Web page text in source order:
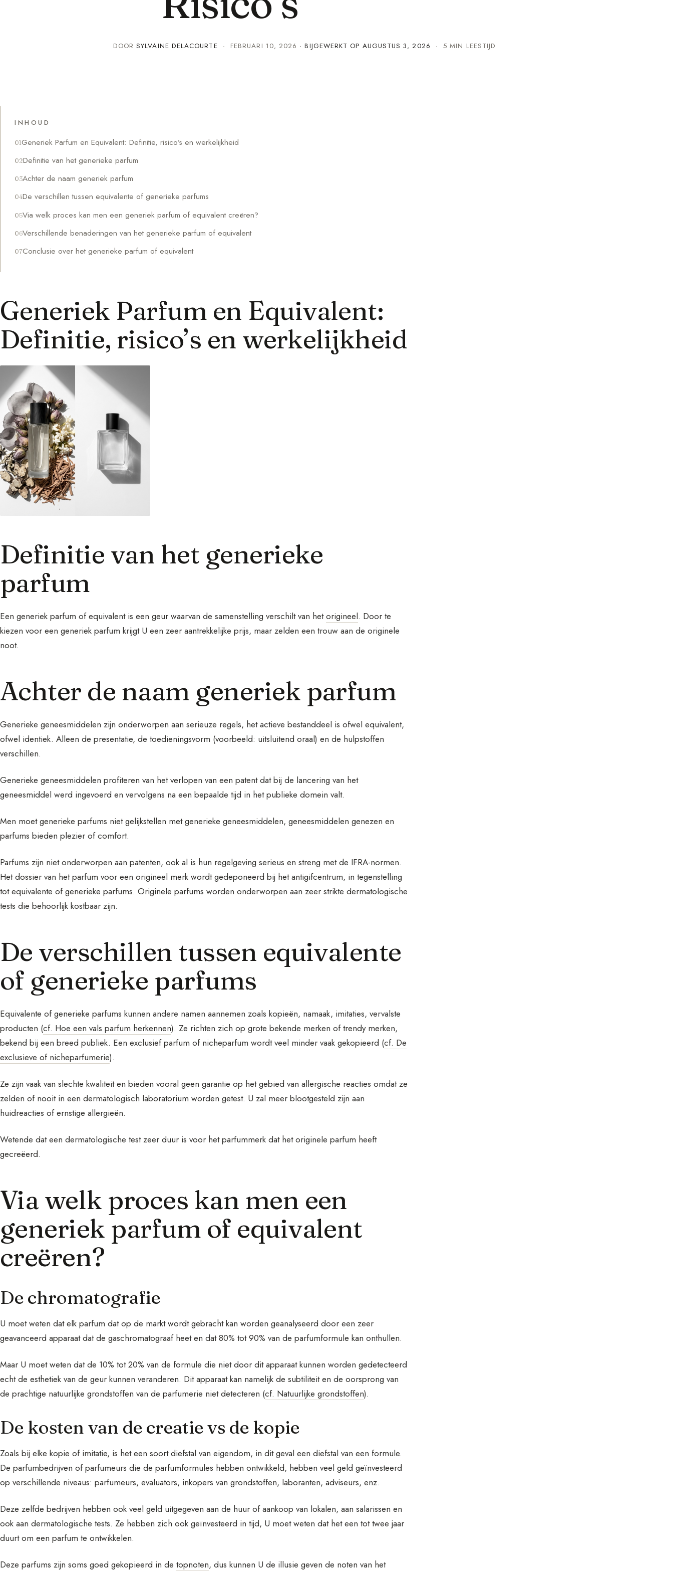
DOORSYLVAINE DELACOURTE · FEBRUARI 10, 2026 · BIJGEWERKT OP AUGUSTUS 3, 2026 · 5 MIN LEESTIJD
INHOUD
Generiek Parfum en Equivalent: Definitie, risico’s en werkelijkheid
Definitie van het generieke parfum
Achter de naam generiek parfum
De verschillen tussen equivalente of generieke parfums
Via welk proces kan men een generiek parfum of equivalent creëren?
Verschillende benaderingen van het generieke parfum of equivalent
Conclusie over het generieke parfum of equivalent
Generiek Parfum en Equivalent:
Definitie, risico’s en werkelijkheid
Definitie van het generieke
parfum
Een generiek parfum of equivalent is een geur waarvan de samenstelling verschilt van hetorigineel. Door te
kiezen voor een generiek parfum krijgt U een zeer aantrekkelijke prijs, maar zelden een trouw aan de originele
noot.
Achter de naam generiek parfum
Generieke geneesmiddelen zijn onderworpen aan serieuze regels, het actieve bestanddeel is ofwel equivalent,
ofwel identiek. Alleen de presentatie, de toedieningsvorm (voorbeeld: uitsluitend oraal) en de hulpstoffen
verschillen.
Generieke geneesmiddelen profiteren van het verlopen van een patent dat bij de lancering van het
geneesmiddel werd ingevoerd en vervolgens na een bepaalde tijd in het publieke domein valt.
Men moet generieke parfums niet gelijkstellen met generieke geneesmiddelen, geneesmiddelen genezen en
parfums bieden plezier of comfort.
Parfums zijn niet onderworpen aan patenten, ook al is hun regelgeving serieus en streng met de IFRA-normen.
Het dossier van het parfum voor een origineel merk wordt gedeponeerd bij het antigifcentrum, in tegenstelling
tot equivalente of generieke parfums. Originele parfums worden onderworpen aan zeer strikte dermatologische
tests die behoorlijk kostbaar zijn.
De verschillen tussen equivalente
of generieke parfums
Equivalente of generieke parfums kunnen andere namen aannemen zoals kopieën, namaak, imitaties, vervalste
producten (cf. Hoe een vals parfum herkennen). Ze richten zich op grote bekende merken of trendy merken,
bekend bij een breed publiek. Een exclusief parfum of nicheparfum wordt veel minder vaak gekopieerd (cf. De
exclusieve of nicheparfumerie).
Ze zijn vaak van slechte kwaliteit en bieden vooral geen garantie op het gebied van allergische reacties omdat ze
zelden of nooit in een dermatologisch laboratorium worden getest. U zal meer blootgesteld zijn aan
huidreacties of ernstige allergieën.
Wetende dat een dermatologische test zeer duur is voor het parfummerk dat het originele parfum heeft
gecreëerd.
Via welk proces kan men een
generiek parfum of equivalent
creëren?
De chromatografie
U moet weten dat elk parfum dat op de markt wordt gebracht kan worden geanalyseerd door een zeer
geavanceerd apparaat dat de gaschromatograaf heet en dat 80% tot 90% van de parfumformule kan onthullen.
Maar U moet weten dat de 10% tot 20% van de formule die niet door dit apparaat kunnen worden gedetecteerd
echt de esthetiek van de geur kunnen veranderen. Dit apparaat kan namelijk de subtiliteit en de oorsprong van
de prachtige natuurlijke grondstoffen van de parfumerie niet detecteren (cf. Natuurlijke grondstoffen).
De kosten van de creatie vs de kopie
Zoals bij elke kopie of imitatie, is het een soort diefstal van eigendom, in dit geval een diefstal van een formule.
De parfumbedrijven of parfumeurs die de parfumformules hebben ontwikkeld, hebben veel geld geïnvesteerd
op verschillende niveaus: parfumeurs, evaluators, inkopers van grondstoffen, laboranten, adviseurs, enz.
Deze zelfde bedrijven hebben ook veel geld uitgegeven aan de huur of aankoop van lokalen, aan salarissen en
ook aan dermatologische tests. Ze hebben zich ook geïnvesteerd in tijd, U moet weten dat het een tot twee jaar
duurt om een parfum te ontwikkelen.
Deze parfums zijn soms goed gekopieerd in de topnoten, dus kunnen U de illusie geven de noten van het